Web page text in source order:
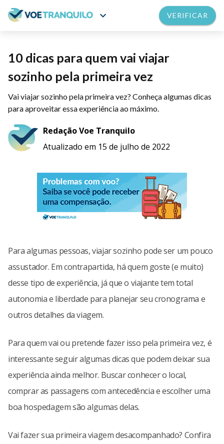
expand_more VERIFICAR
10 dicas para quem vai viajar
sozinho pela primeira vez
Vai viajar sozinho pela primeira vez? Conheça algumas dicas
para aproveitar essa experiência ao máximo.
Redação Voe Tranquilo
Atualizado em 15 de julho de 2022
Para algumas pessoas, viajar sozinho pode ser um pouco
assustador. Em contrapartida, há quem goste (e muito)
desse tipo de experiência, já que o viajante tem total
autonomia e liberdade para planejar seu cronograma e
outros detalhes da viagem.
Para quem vai ou pretende fazer isso pela primeira vez, é
interessante seguir algumas dicas que podem deixar sua
experiência ainda melhor. Buscar conhecer o local,
comprar as passagens com antecedência e escolher uma
boa hospedagem são algumas delas.
Vai fazer sua primeira viagem desacompanhado? Confira